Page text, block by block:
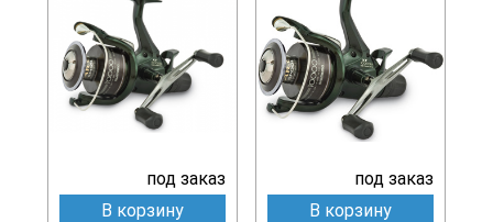
под заказ
В корзину
под заказ
В корзину